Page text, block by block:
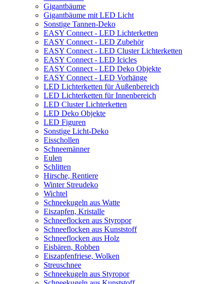
Gigantbäume
Gigantbäume mit LED Licht
Sonstige Tannen-Deko
EASY Connect - LED Lichterketten
EASY Connect - LED Zubehör
EASY Connect - LED Cluster Lichterketten
EASY Connect - LED Icicles
EASY Connect - LED Deko Objekte
EASY Connect - LED Vorhänge
LED Lichterketten für Außenbereich
LED Lichterketten für Innenbereich
LED Cluster Lichterketten
LED Deko Objekte
LED Figuren
Sonstige Licht-Deko
Eisschollen
Schneemänner
Eulen
Schlitten
Hirsche, Rentiere
Winter Streudeko
Wichtel
Schneekugeln aus Watte
Eiszapfen, Kristalle
Schneeflocken aus Styropor
Schneeflocken aus Kunststoff
Schneeflocken aus Holz
Eisbären, Robben
Eiszapfenfriese, Wolken
Streuschnee
Schneekugeln aus Styropor